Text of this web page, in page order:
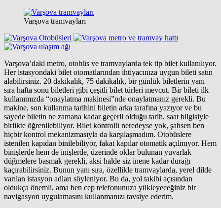
Varşova tramvayları
Varşova’daki metro, otobüs ve tramvaylarda tek tip bilet kullanılıyor.
Her istasyondaki bilet otomatlarından ihtiyacınıza uygun bileti satın
alabilirsiniz. 20 dakikalık, 75 dakikalık, bir günlük biletlerin yanı
sıra hafta sonu biletleri gibi çeşitli bilet türleri mevcut. Bir bileti ilk
kullanımızda “onaylatma makinesi”nde onaylatmanız gerekli. Bu
makine, son kullanma tarihini biletin arka tarafına yazıyor ve bu
sayede biletin ne zamana kadar geçerli olduğu tarih, saat bilgisiyle
birlikte öğrenilebiliyor. Bilet kontrolü neredeyse yok, şahsen ben
hiçbir kontrol mekanizmasıyla da karşılaşmadım. Otobüslere
istenilen kapıdan binilebiliyor, fakat kapılar otomatik açılmıyor. Hem
binişlerde hem de inişlerde, üzerinde oklar bulunan yuvarlak
düğmelere basmak gerekli, aksi halde siz inene kadar durağı
kaçırabilirsiniz. Bunun yanı sıra, özellikle tramvaylarda, yerel dilde
varılan istasyon adları söyleniyor. Bu da, yol takibi açısından
oldukça önemli, ama ben cep telefonunuza yükleyeceğiniz bir
navigasyon uygulamasını kullanmanızı tavsiye ederim.